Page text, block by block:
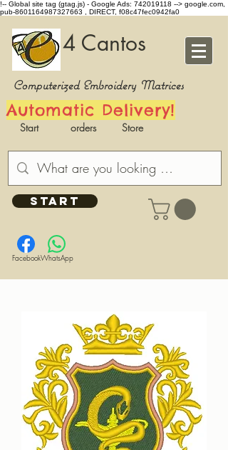
!-- Global site tag (gtag.js) - Google Ads: 742019118 --> google.com,
pub-8601164987327663 , DIRECT, f08c47fec0942fa0
4 Cantos
Computerized Embroidery Matrices
Automatic Delivery!
Start orders Store
START
FacebookWhatsApp